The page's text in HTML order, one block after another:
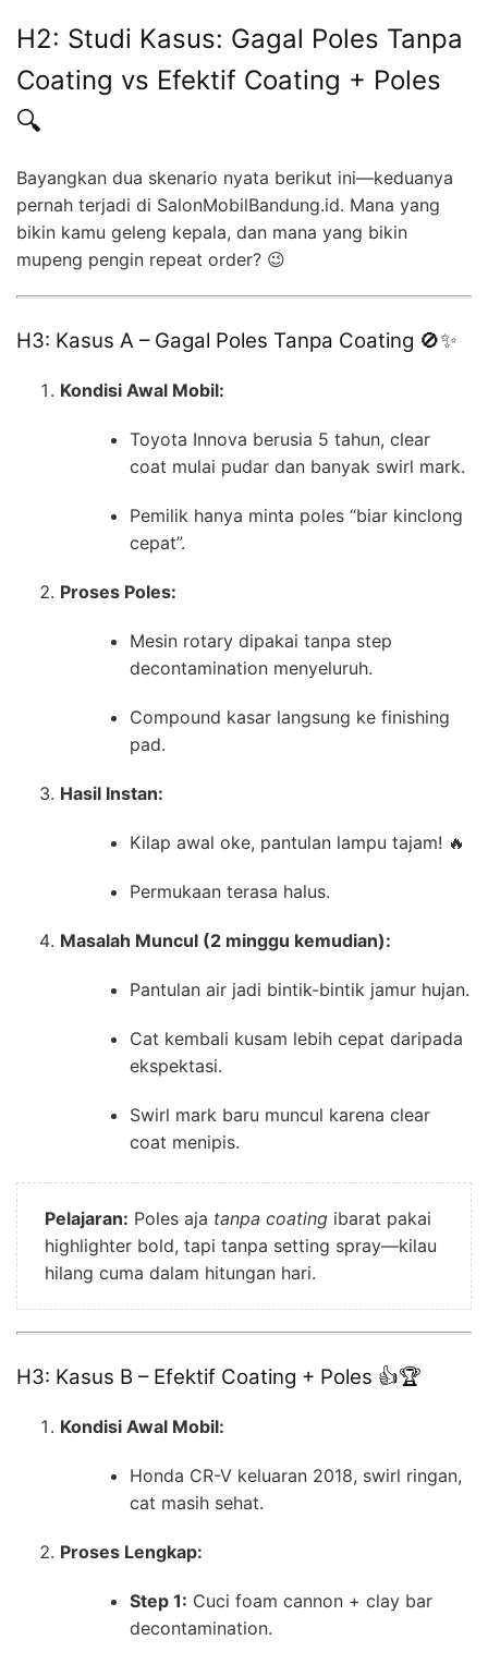
H2: Studi Kasus: Gagal Poles Tanpa
Coating vs Efektif Coating + Poles
🔍
Bayangkan dua skenario nyata berikut ini—keduanya
pernah terjadi di SalonMobilBandung.id. Mana yang
bikin kamu geleng kepala, dan mana yang bikin
mupeng pengin repeat order? 😉
H3: Kasus A – Gagal Poles Tanpa Coating 🚫✨
Kondisi Awal Mobil:
Toyota Innova berusia 5 tahun, clear
coat mulai pudar dan banyak swirl mark.
Pemilik hanya minta poles “biar kinclong
cepat”.
Proses Poles:
Mesin rotary dipakai tanpa step
decontamination menyeluruh.
Compound kasar langsung ke finishing
pad.
Hasil Instan:
Kilap awal oke, pantulan lampu tajam! 🔥
Permukaan terasa halus.
Masalah Muncul (2 minggu kemudian):
Pantulan air jadi bintik-bintik jamur hujan.
Cat kembali kusam lebih cepat daripada
ekspektasi.
Swirl mark baru muncul karena clear
coat menipis.
Pelajaran: Poles aja tanpa coating ibarat pakai
highlighter bold, tapi tanpa setting spray—kilau
hilang cuma dalam hitungan hari.
H3: Kasus B – Efektif Coating + Poles 👍🏆
Kondisi Awal Mobil:
Honda CR-V keluaran 2018, swirl ringan,
cat masih sehat.
Proses Lengkap:
Step 1: Cuci foam cannon + clay bar
decontamination.